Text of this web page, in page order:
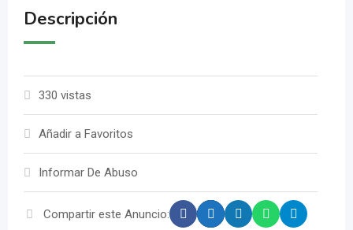
Descripción
330 vistas
Añadir a Favoritos
Informar De Abuso
Compartir este Anuncio: